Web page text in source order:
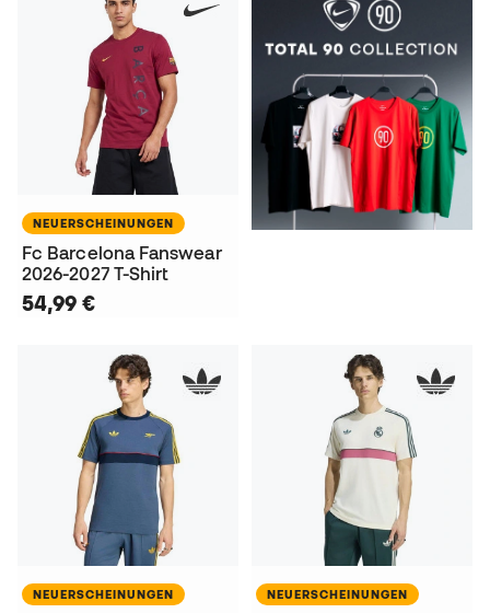
NEUERSCHEINUNGEN
Fc Barcelona Fanswear
2026-2027 T-Shirt
54,99 €
NEUERSCHEINUNGEN NEUERSCHEINUNGEN